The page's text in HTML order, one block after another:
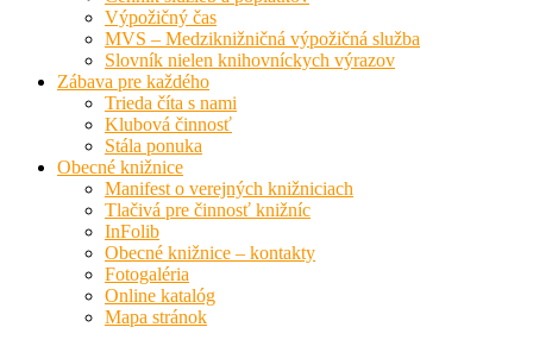
Výpožičný čas
MVS – Medziknižničná výpožičná služba
Slovník nielen knihovníckych výrazov
Zábava pre každého
Trieda číta s nami
Klubová činnosť
Stála ponuka
Obecné knižnice
Manifest o verejných knižniciach
Tlačivá pre činnosť knižníc
InFolib
Obecné knižnice – kontakty
Fotogaléria
Online katalóg
Mapa stránok